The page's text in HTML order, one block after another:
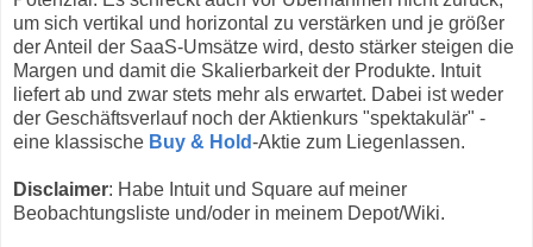
um sich vertikal und horizontal zu verstärken und je größer
der Anteil der SaaS-Umsätze wird, desto stärker steigen die
Margen und damit die Skalierbarkeit der Produkte. Intuit
liefert ab und zwar stets mehr als erwartet. Dabei ist weder
der Geschäftsverlauf noch der Aktienkurs "spektakulär" -
eine klassische Buy & Hold-Aktie zum Liegenlassen.
Disclaimer: Habe Intuit und Square auf meiner
Beobachtungsliste und/oder in meinem Depot/Wiki.